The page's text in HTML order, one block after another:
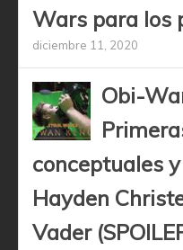
Wars para los
diciembre 11, 2020
Obi-
conceptuales
Hayden
Vader